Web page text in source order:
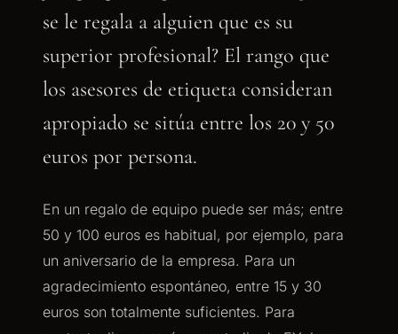
se le regala a alguien que es su
superior profesional? El rango que
los asesores de etiqueta consideran
apropiado se sitúa entre los 20 y 50
euros por persona.
En un regalo de equipo puede ser más; entre
50 y 100 euros es habitual, por ejemplo, para
un aniversario de la empresa. Para un
agradecimiento espontáneo, entre 15 y 30
euros son totalmente suficientes. Para